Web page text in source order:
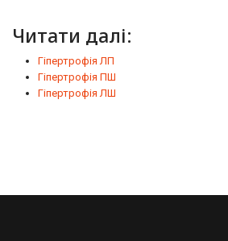
Читати далі:
Гіпертрофія ЛП
Гіпертрофія ПШ
Гіпертрофія ЛШ